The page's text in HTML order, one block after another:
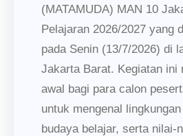
(MATAMUDA) MAN 10
Pelajaran 2026/2027 yang
pada Senin (13/7/2026) di
Jakarta Barat. Kegiatan ini
awal bagi para calon
untuk mengenal
budaya belajar, serta